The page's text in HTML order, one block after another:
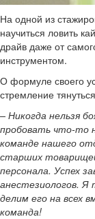
На одной из
научиться ловить
драйв даже от
инструментом.
О формуле своего
стремление
– Никогда нельзя
пробовать что-то
команде нашего
старших
персонала. Успех
анестезиологов. Я
делим его на всех
команда!